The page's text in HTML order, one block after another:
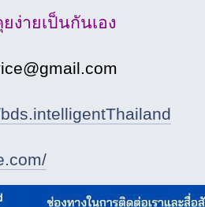
ง่ายเป็นกันเอง